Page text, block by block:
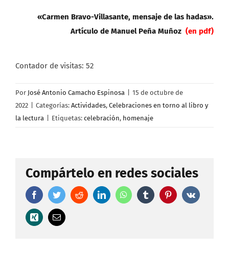
«Carmen Bravo-Villasante, mensaje de las hadas».
Artículo de Manuel Peña Muñoz (en pdf)
Contador de visitas: 52
Por José Antonio Camacho Espinosa
15 de octubre de
2022
Categorías: Actividades, Celebraciones en torno al libro y
la lectura
Etiquetas: celebración, homenaje
Compártelo en redes sociales
FacebookTwitterRedditLinkedInWhatsAppTumblr Pinterest
Vk
Xing
Correo
electrónico